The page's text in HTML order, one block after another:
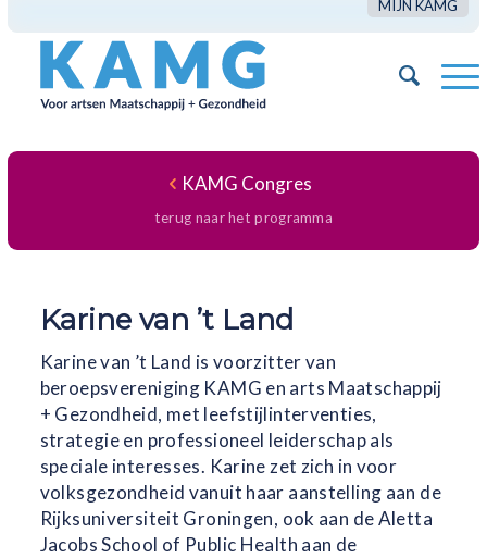
MIJN KAMG
KAMG Congres
terug naar het programma
Karine van ’t Land
Karine van ’t Land is voorzitter van
beroepsvereniging KAMG en arts Maatschappij
+ Gezondheid, met leefstijlinterventies,
strategie en professioneel leiderschap als
speciale interesses. Karine zet zich in voor
volksgezondheid vanuit haar aanstelling aan de
Rijksuniversiteit Groningen, ook aan de Aletta
Jacobs School of Public Health aan de